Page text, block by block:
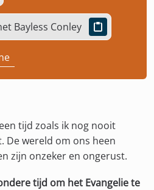
Bayless Conley
tijd zoals ik nog nooit
De wereld om ons heen
zijn onzeker en ongerust.
tijd om het Evangelie te